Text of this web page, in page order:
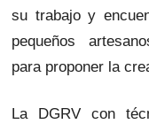
su trabajo y
pequeños
para proponer la
La DGRV con